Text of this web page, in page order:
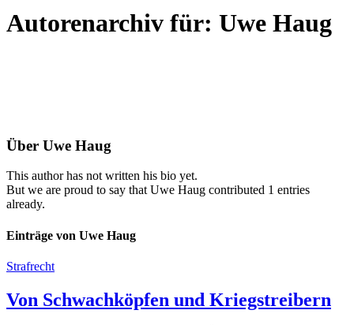
Autorenarchiv für: Uwe Haug
Über Uwe Haug
This author has not written his bio yet.
But we are proud to say that Uwe Haug contributed 1 entries
already.
Einträge von Uwe Haug
Strafrecht
Von Schwachköpfen und Kriegstreibern